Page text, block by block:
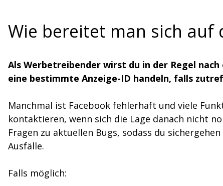
Wie bereitet man sich
Als Werbetreibender wirst du in der Regel
eine bestimmte Anzeige-ID handeln, falls
Manchmal ist Facebook fehlerhaft und viele
kontaktieren, wenn sich die Lage danach nicht
Fragen zu aktuellen Bugs, sodass du
Ausfälle.
Falls möglich: